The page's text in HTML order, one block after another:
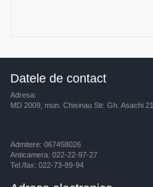
Datele de contact
Adresa:
MD 2009, mun. Chisinau Str. Gh. Asachi 21
Admitere: 067458026
Anticamera: 022-22-97-27
Tel./fax: 022-73-89-94